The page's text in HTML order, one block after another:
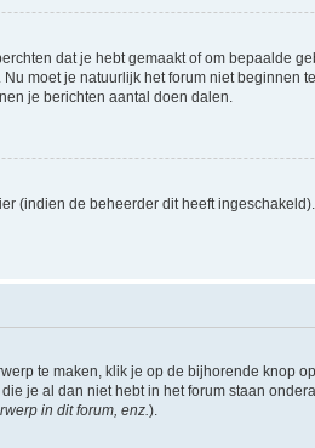
dat je hebt gemaakt of om bepaalde
moet je natuurlijk het forum niet beginnen
je berichten aantal doen dalen.
de beheerder dit heeft
te maken, klik je op de bijhorende knop
je al dan niet hebt in het forum staan
in dit forum, enz. ).